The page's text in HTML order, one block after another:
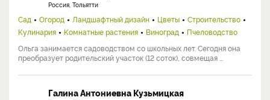
Россия, Тольятти
Сад Огород Ландшафтный дизайн Цветы
Строительство
Кулинария
Комнатные растения Виноград
Пчеловодство
Ольга занимается садоводством со школьных лет. Сегодня она
преобразует родительский участок (12 соток), совмещая ...
Галина Антониевна Кузьмицкая